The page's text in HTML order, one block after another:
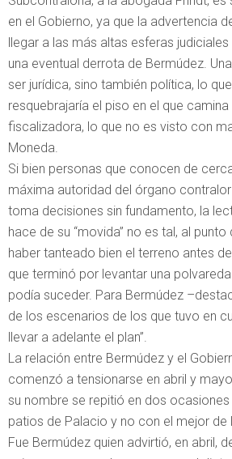
en el Gobierno, ya que la advertencia
llegar a las más altas esferas
una eventual derrota de Bermúdez.
ser jurídica, sino también política, lo
resquebrajaría el piso en el que
fiscalizadora, lo que no es visto con
Moneda.
Si bien personas que conocen de
máxima autoridad del órgano
toma decisiones sin fundamento, la
hace de su “movida” no es tal, al
haber tanteado bien el terreno antes
que terminó por levantar una
podía suceder. Para Bermúdez
de los escenarios de los que tuvo en
llevar a adelante el plan”.
La relación entre Bermúdez y el
comenzó a tensionarse en abril y
su nombre se repitió en dos
patios de Palacio y no con el mejor de
Fue Bermúdez quien advirtió, en abril,